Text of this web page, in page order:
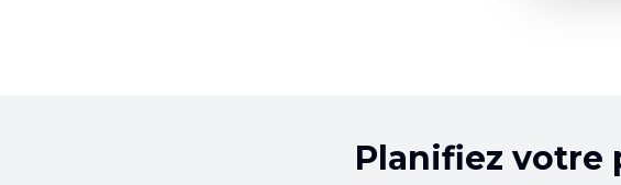
Planifiez votre